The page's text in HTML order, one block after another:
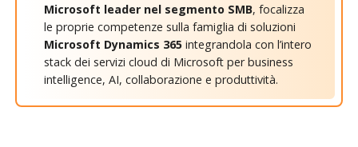
Microsoft leader nel segmento SMB, focalizza
le proprie competenze sulla famiglia di soluzioni
Microsoft Dynamics 365integrandola con l’intero
stack dei servizi cloud di Microsoft per business
intelligence, AI, collaborazione e produttività.